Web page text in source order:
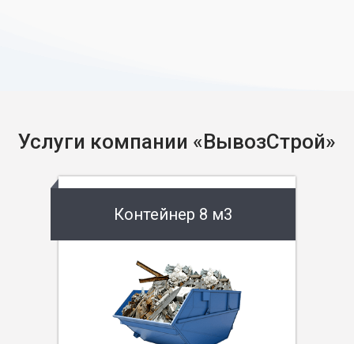
Услуги компании «ВывозСтрой»
Контейнер 8 м3